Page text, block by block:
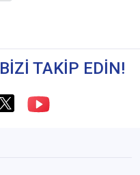
BİZİ TAKİP EDİN!